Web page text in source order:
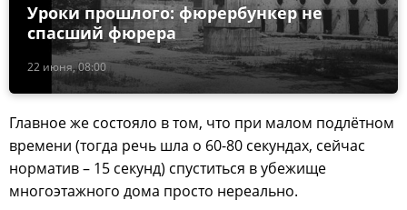
22 июня, 08:00
Уроки прошлого: фюрербункер не
спасший фюрера
Главное же состояло в том, что при малом подлётном
времени (тогда речь шла о 60-80 секундах, сейчас
норматив – 15 секунд) спуститься в убежище
многоэтажного дома просто нереально.